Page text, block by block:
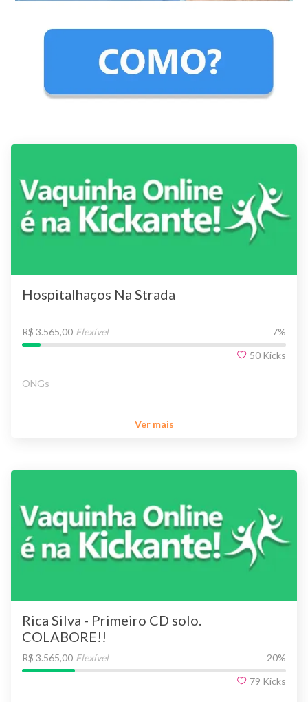
Hospitalhaços Na Strada
R$ 3.565,00 Flexível 7%
50 Kicks
ONGs -
Ver mais
Rica Silva - Primeiro CD solo.
COLABORE!!
R$ 3.565,00 Flexível 20%
79 Kicks